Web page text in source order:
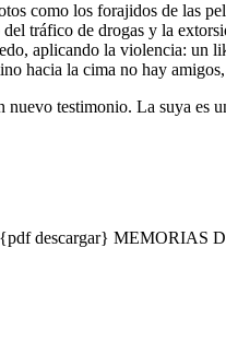
como los forajidos de las
tráfico de drogas y la
aplicando la violencia:
hacia la cima no hay
testimonio. La suya
descargar} MEMORIAS